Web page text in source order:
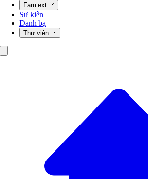
Farmext
Sự kiện
Danh bạ
Thư viện